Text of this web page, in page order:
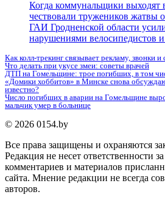
Когда коммунальщики выходят
чествовали тружеников
ГАИ Гродненской области
нарушениями велосипедистов
Как колл-трекинг связывает рекламу, звонки и
Что делать при укусе змеи: советы врачей
ДТП на Гомельщине: трое погибших, в том
«Домики хоббитов» в Минске снова
известно?
Число погибших в аварии на Гомельщине
мальчик умер в больнице
© 2026 0154.by
Все права защищены и охраняются
Редакция не несет ответственности
комментариев и материалов
сайта. Мнение редакции не всегда
авторов.